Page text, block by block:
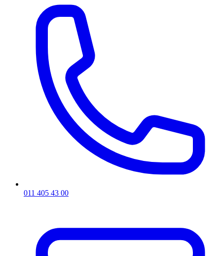
011 405 43 00